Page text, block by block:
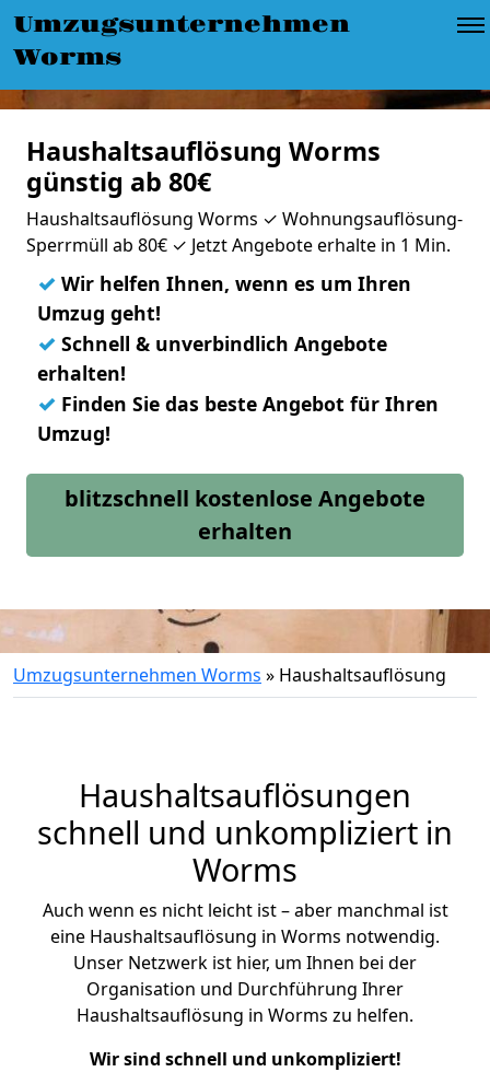
Umzugsunternehmen
Worms
Haushaltsauflösung Worms
günstig ab 80€
Haushaltsauflösung Worms ✓ Wohnungsauflösung-
Sperrmüll ab 80€ ✓ Jetzt Angebote erhalte in 1 Min.
✓ Wir helfen Ihnen, wenn es um Ihren
Umzug geht!
✓ Schnell & unverbindlich Angebote
erhalten!
✓ Finden Sie das beste Angebot für Ihren
Umzug!
blitzschnell kostenlose Angebote
erhalten
Umzugsunternehmen Worms » Haushaltsauflösung
Haushaltsauflösungen
schnell und unkompliziert in
Worms
Auch wenn es nicht leicht ist – aber manchmal ist
eine Haushaltsauflösung in Worms notwendig.
Unser Netzwerk ist hier, um Ihnen bei der
Organisation und Durchführung Ihrer
Haushaltsauflösung in Worms zu helfen.
Wir sind schnell und unkompliziert!